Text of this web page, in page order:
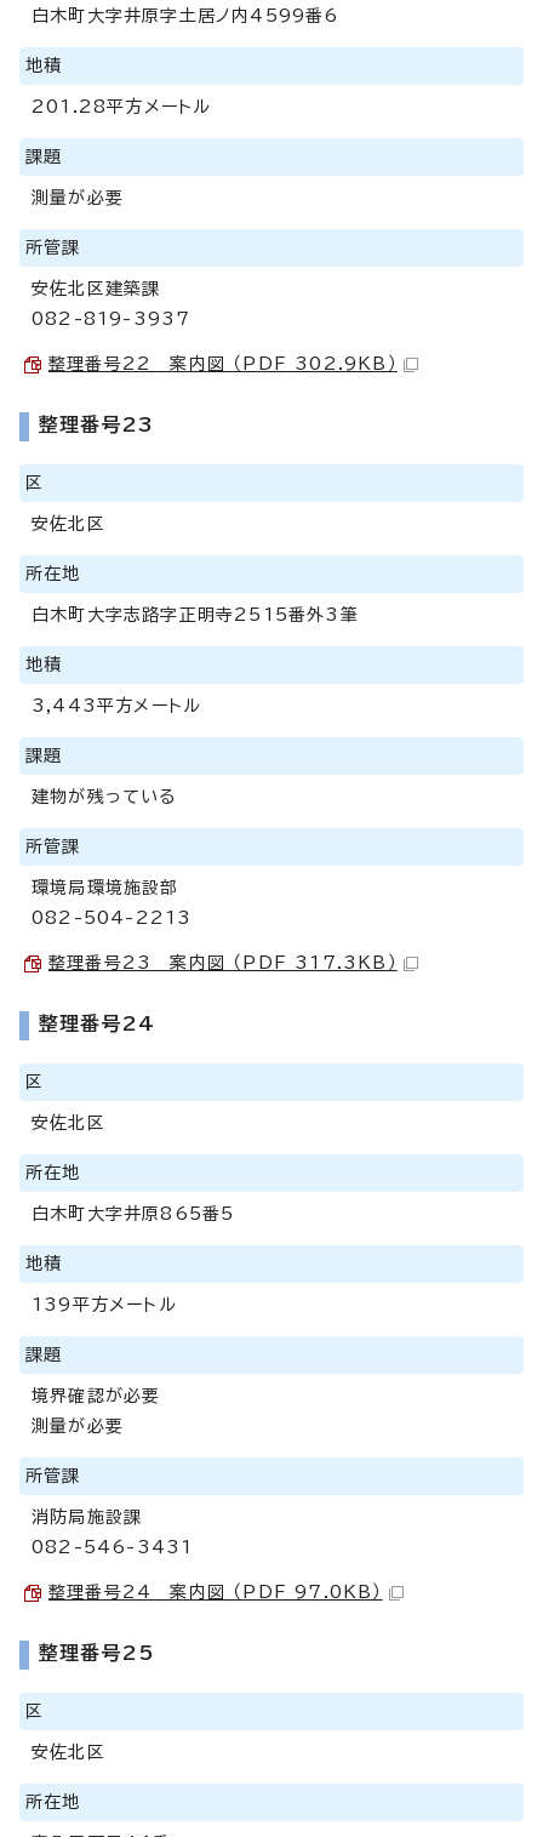
白木町大字井原字土居ノ内4599番6
地積
201.28平方メートル
課題
測量が必要
所管課
安佐北区建築課
082-819-3937
整理番号22 案内図 （PDF 302.9KB）
整理番号23
区
安佐北区
所在地
白木町大字志路字正明寺2515番外3筆
地積
3,443平方メートル
課題
建物が残っている
所管課
環境局環境施設部
082-504-2213
整理番号23 案内図 （PDF 317.3KB）
整理番号24
区
安佐北区
所在地
白木町大字井原865番5
地積
139平方メートル
課題
境界確認が必要
測量が必要
所管課
消防局施設課
082-546-3431
整理番号24 案内図 （PDF 97.0KB）
整理番号25
区
安佐北区
所在地